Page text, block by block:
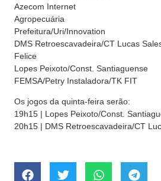
Azecom Internet
Agropecuária
Prefeitura/Uri/Innovation
DMS Retroescavadeira/CT Lucas
Felice
Lopes Peixoto/Const. Santiaguense
FEMSA/Petry Instaladora/TK FIT
Os jogos da quinta-feira serão:
19h15 | Lopes Peixoto/Const.
20h15 | DMS Retroescavadeira/CT